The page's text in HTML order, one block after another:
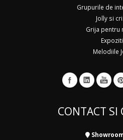
Grupurile de
Jolly si
Grija pentru
Melodiile
CONTACT SI